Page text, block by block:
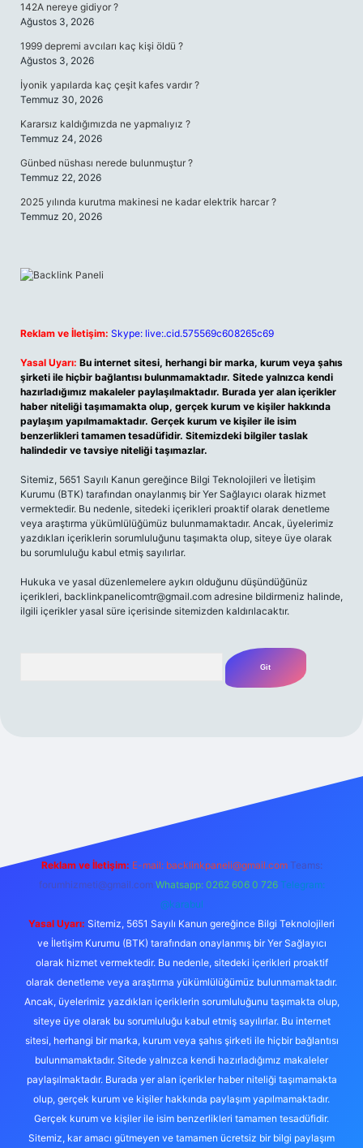
142A nereye gidiyor ?
Ağustos 3, 2026
1999 depremi avcıları kaç kişi öldü ?
Ağustos 3, 2026
İyonik yapılarda kaç çeşit kafes vardır ?
Temmuz 30, 2026
Kararsız kaldığımızda ne yapmalıyız ?
Temmuz 24, 2026
Günbed nüshası nerede bulunmuştur ?
Temmuz 22, 2026
2025 yılında kurutma makinesi ne kadar elektrik harcar ?
Temmuz 20, 2026
Reklam ve İletişim: Skype: live:.cid.575569c608265c69
Yasal Uyarı: Bu internet sitesi, herhangi bir marka, kurum veya şahıs
şirketi ile hiçbir bağlantısı bulunmamaktadır. Sitede yalnızca kendi
hazırladığımız makaleler paylaşılmaktadır. Burada yer alan içerikler
haber niteliği taşımamakta olup, gerçek kurum ve kişiler hakkında
paylaşım yapılmamaktadır. Gerçek kurum ve kişiler ile isim
benzerlikleri tamamen tesadüfidir. Sitemizdeki bilgiler taslak
halindedir ve tavsiye niteliği taşımazlar.
Sitemiz, 5651 Sayılı Kanun gereğince Bilgi Teknolojileri ve İletişim
Kurumu (BTK) tarafından onaylanmış bir Yer Sağlayıcı olarak hizmet
vermektedir. Bu nedenle, sitedeki içerikleri proaktif olarak denetleme
veya araştırma yükümlülüğümüz bulunmamaktadır. Ancak, üyelerimiz
yazdıkları içeriklerin sorumluluğunu taşımakta olup, siteye üye olarak
bu sorumluluğu kabul etmiş sayılırlar.
Hukuka ve yasal düzenlemelere aykırı olduğunu düşündüğünüz
içerikleri, backlinkpanelicomtr@gmail.com adresine bildirmeniz halinde,
ilgili içerikler yasal süre içerisinde sitemizden kaldırılacaktır.
Reklam ve İletişim: E-mail: backlinkpaneli@gmail.com Teams:
forumhizmeti@gmail.com Whatsapp: 0262 606 0 726 Telegram:
@karabul
Yasal Uyarı: Sitemiz, 5651 Sayılı Kanun gereğince Bilgi Teknolojileri
ve İletişim Kurumu (BTK) tarafından onaylanmış bir Yer Sağlayıcı
olarak hizmet vermektedir. Bu nedenle, sitedeki içerikleri proaktif
olarak denetleme veya araştırma yükümlülüğümüz bulunmamaktadır.
Ancak, üyelerimiz yazdıkları içeriklerin sorumluluğunu taşımakta olup,
siteye üye olarak bu sorumluluğu kabul etmiş sayılırlar. Bu internet
sitesi, herhangi bir marka, kurum veya şahıs şirketi ile hiçbir bağlantısı
bulunmamaktadır. Sitede yalnızca kendi hazırladığımız makaleler
paylaşılmaktadır. Burada yer alan içerikler haber niteliği taşımamakta
olup, gerçek kurum ve kişiler hakkında paylaşım yapılmamaktadır.
Gerçek kurum ve kişiler ile isim benzerlikleri tamamen tesadüfidir.
Sitemiz, kar amacı gütmeyen ve tamamen ücretsiz bir bilgi paylaşım